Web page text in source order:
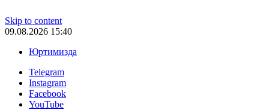
Skip to content
09.08.2026 15:40
Юртимизда
Telegram
Instagram
Facebook
YouTube